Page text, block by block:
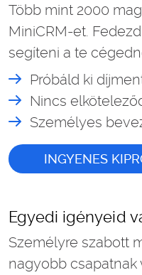
Több mint 2000
MiniCRM-et.
segíteni a te
Próbáld ki
Nincs
Személyes
INGYENES
Egyedi igényeid
Személyre szabott
nagyobb